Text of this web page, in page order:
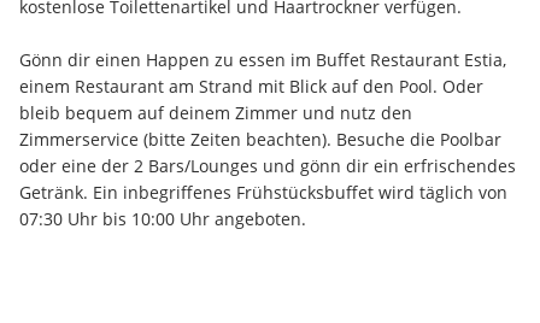
kostenlose Toilettenartikel und Haartrockner verfügen.
Gönn dir einen Happen zu essen im Buffet Restaurant Estia,
einem Restaurant am Strand mit Blick auf den Pool. Oder
bleib bequem auf deinem Zimmer und nutz den
Zimmerservice (bitte Zeiten beachten). Besuche die Poolbar
oder eine der 2 Bars/Lounges und gönn dir ein erfrischendes
Getränk. Ein inbegriffenes Frühstücksbuffet wird täglich von
07:30 Uhr bis 10:00 Uhr angeboten.